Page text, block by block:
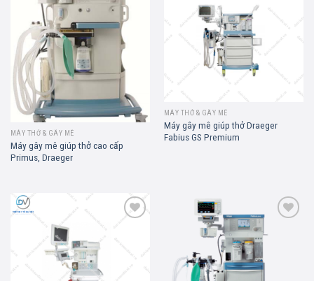
wishlist
MÁY THỞ & GÂY MÊ
Máy gây mê giúp thở cao cấp
Primus, Draeger
MÁY THỞ & GÂY MÊ
Máy gây mê giúp thở Draeger
Fabius GS Premium